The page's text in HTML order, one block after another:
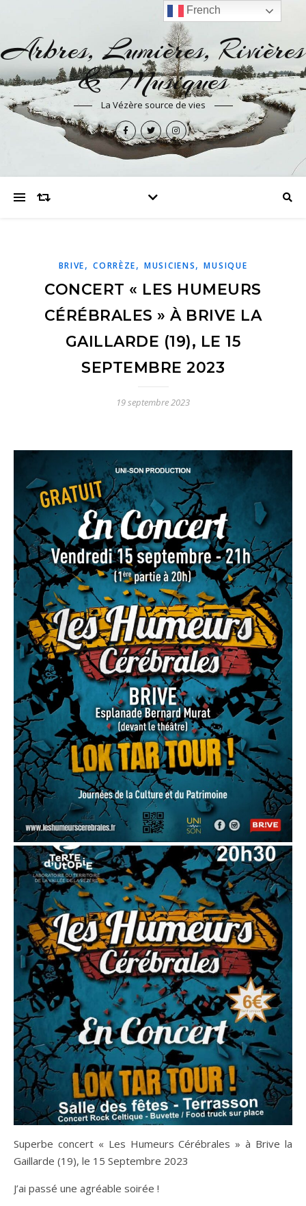
Arbres, Lumières, Rivières
& Musiques
La Vézère source de vies
BRIVE,CORRÈZE,MUSICIENS,MUSIQUE
CONCERT « LES HUMEURS
CÉRÉBRALES » À BRIVE LA
GAILLARDE (19), LE 15
SEPTEMBRE 2023
19 septembre 2023
Superbe concert « Les Humeurs Cérébrales » à Brive la
Gaillarde (19), le 15 Septembre 2023
J’ai passé une agréable soirée !
French